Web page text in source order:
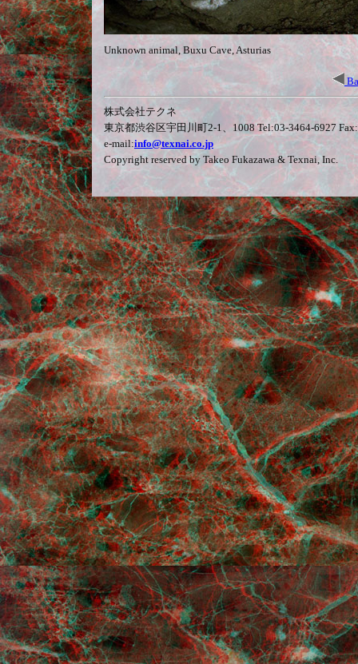
Unknown animal, Buxu Cave, Asturias
株式会社テクネ
東京都渋谷区宇田川町2-1、1008 Tel:03-3464-6927
e-mail:info@texnai.co.jp
Copyright reserved by Takeo Fukazawa & Texnai, Inc.